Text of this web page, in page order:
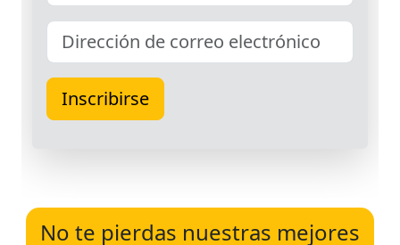
No te pierdas nuestras mejores